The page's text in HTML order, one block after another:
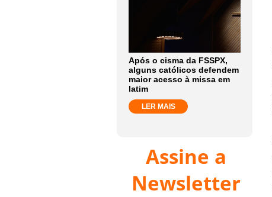
Após o cisma da FSSPX,
alguns católicos defendem
maior acesso à missa em
latim
LER MAIS
Assine a
Newsletter